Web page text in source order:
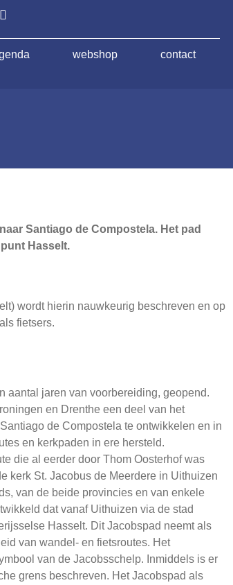
webshop contact
Santiago de Compostela. Het pad
Hasselt.
wordt hierin nauwkeurig beschreven en op
fietsers.
aantal jaren van voorbereiding, geopend.
en Drenthe een deel van het
de Compostela te ontwikkelen en in
en kerkpaden in ere hersteld.
die al eerder door Thom Oosterhof was
kerk St. Jacobus de Meerdere in Uithuizen
van de beide provincies en van enkele
dat vanaf Uithuizen via de stad
Hasselt. Dit Jacobspad neemt als
van wandel- en fietsroutes. Het
van de Jacobsschelp. Inmiddels is er
grens beschreven. Het Jacobspad als